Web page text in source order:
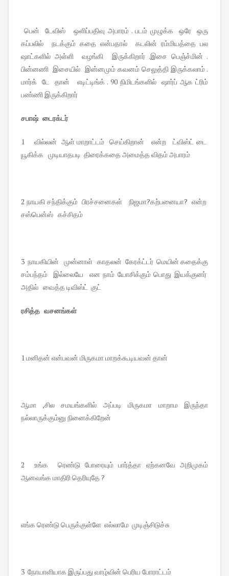
பென் டேவிஸ் ஒளிப்பதிவு அபாரம் . படம் முழுக்க ஒரே ஒரு
கப்பலில் நடக்கும் கதை என்பதால் கடலின் ரம்மியத்தை பல
ஷாட்களில் அள்ளி வழங்கி இருக்கிறார் .இசை பெஞ்ச்மின் .
பின்னணி இசையில் இன்னமும் கவனம் செலுத்தி இருக்கலாம் .
மார்க் டே தான் எடிட்டிங்க் . 90 நிமிடங்களில் ஷார்ப் ஆக ட்ரிம்
பண்ணி இருக்கிறார்
சபாஷ் டைரக்டர்
1 வில்லன் ஆள் மாறாட்டம் செய்கிறான் என்ற ட்விஸ்ட் டை
யூகிக்க முடியாதபடி திரைக்கதை அமைத்த விதம் அபாரம்
2 நாயகி சந்திக்கும் பிரச்சனைகள் நிஜமா?கற்பனையா? என்ற
சஸ்பென்ஸ் கச்சிதம்
3 நாயகியின் முன்னாள் காதலன் கேரக்ட்டர் மெயின் கதைக்கு
சம்பந்தம் இல்லையே என நாம் யோசிக்கும் பொது இயக்குனர்
அதில் வைத்த டிவிஸ்ட் குட்
ரசித்த வசனங்கள்
1 மனிதன் என்பவன் மிருகமா மாறக்கூடியவன் தான்
ஆமா ,சில சமயங்களில் அப்படி மிருகமா மாறாம இருந்தா
நல்லாருக்கும்னு நினைக்கிறேன்
2 உங்க ரெண்டு போரையும் பார்த்தா ஏற்கனவே அறிமுகம்
ஆனவங்க மாதிரி தெரியுதே ?
எங்க ரெண்டு பெருக்குள்ளே எல்லாமே முடிஞ்சிடுச்சு
3 நோயாளியாக இருப்பது வாழ்வின் பெரிய போராட்டம்